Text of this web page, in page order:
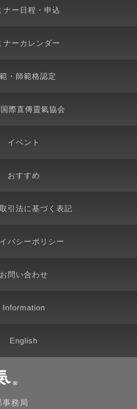
ナー日程・申込
ナーカレンダー
・師範格認定
際直傳靈氣協会
イベント
おすすめ
引法に基づく表記
バシーポリシー
お問い合わせ
Information
English
事務局